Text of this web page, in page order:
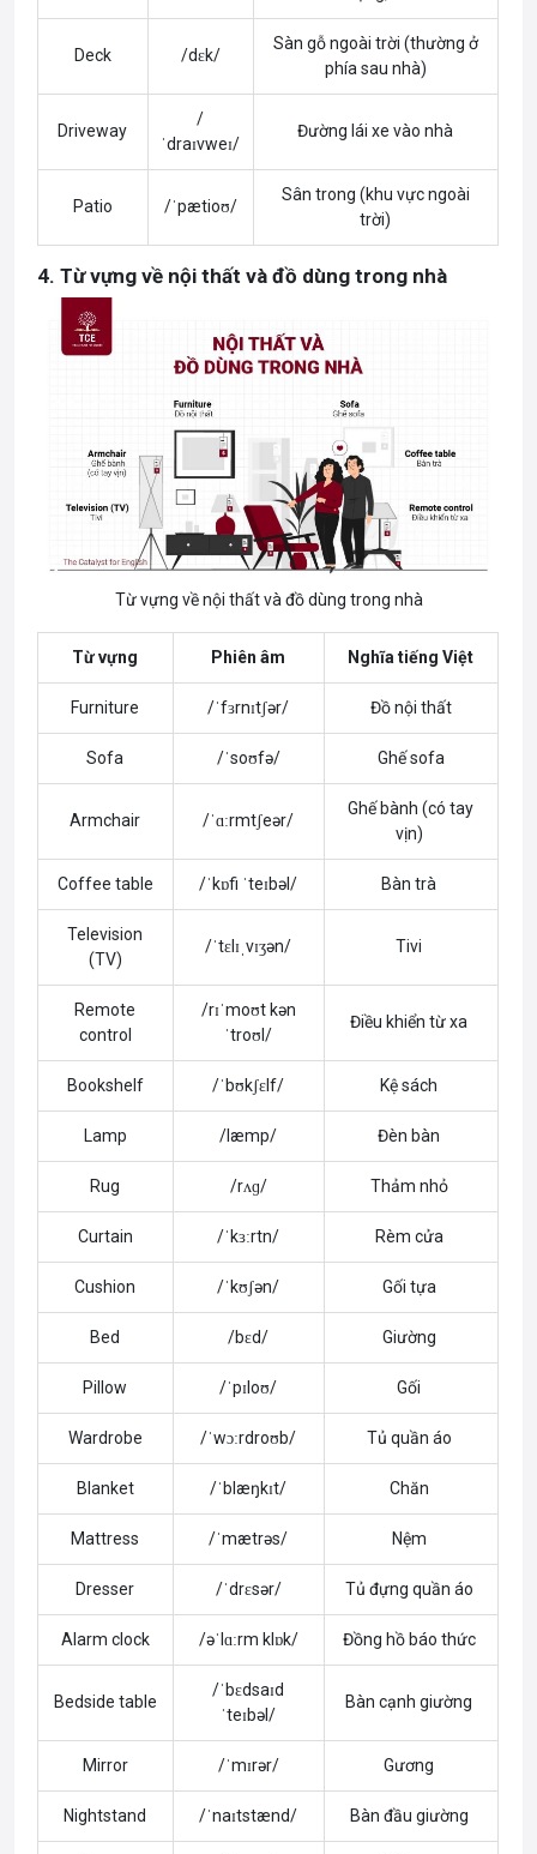
Deck /dɛk/
Sàn gỗ ngoài trời (thường ở
phía sau nhà)
Driveway
/
ˈdraɪvweɪ/
Đường lái xe vào nhà
Patio /ˈpætioʊ/
Sân trong (khu vực ngoài
trời)
4. Từ vựng về nội thất và đồ dùng trong nhà
Từ vựng về nội thất và đồ dùng trong nhà
Từ vựng Phiên âm Nghĩa tiếng Việt
Furniture /ˈfɜrnɪtʃər/ Đồ nội thất
Sofa /ˈsoʊfə/ Ghế sofa
Armchair /ˈɑːrmtʃeər/
Ghế bành (có tay
vịn)
Coffee table /ˈkɒfi ˈteɪbəl/ Bàn trà
Television
(TV)
/ˈtɛlɪˌvɪʒən/ Tivi
Remote
control
/rɪˈmoʊt kən
ˈtroʊl/
Điều khiển từ xa
Bookshelf /ˈbʊkʃɛlf/ Kệ sách
Lamp /læmp/ Đèn bàn
Rug /rʌɡ/ Thảm nhỏ
Curtain /ˈkɜːrtn/ Rèm cửa
Cushion /ˈkʊʃən/ Gối tựa
Bed /bɛd/ Giường
Pillow /ˈpɪloʊ/ Gối
Wardrobe /ˈwɔːrdroʊb/ Tủ quần áo
Blanket /ˈblæŋkɪt/ Chăn
Mattress /ˈmætrəs/ Nệm
Dresser /ˈdrɛsər/ Tủ đựng quần áo
Alarm clock /əˈlɑːrm klɒk/ Đồng hồ báo thức
Bedside table
/ˈbɛdsaɪd
ˈteɪbəl/
Bàn cạnh giường
Mirror /ˈmɪrər/ Gương
Nightstand /ˈnaɪtstænd/ Bàn đầu giường